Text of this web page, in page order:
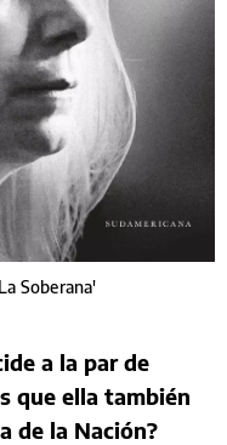
Soberana'
a la par de
que ella también
de la Nación?